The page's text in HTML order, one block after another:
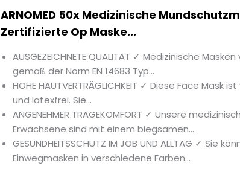
ARNOMED 50x Medizinische
Zertifizierte Op Maske...
AUSGEZEICHNETE QUALITÄT ✓ Medizinische
gemäß der Norm EN 14683 Typ...
HOHE HAUTVERTRÄGLICHKEIT ✓ Diese Face Mask
und latexfrei. Sie...
ANGENEHMER TRAGEKOMFORT ✓ Unsere
Erwachsene sind mit einem biegsamen...
GESUNDHEITSSCHUTZ IM JOB UND ALLTAG ✓ Sie
Einwegmasken in verschiedene Farben...